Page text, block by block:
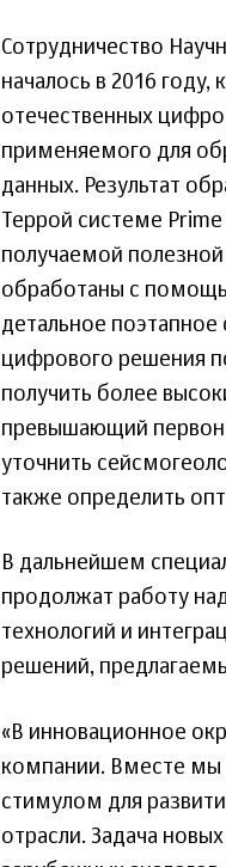
Сотрудничество
началось в 2016
отечественных
применяемого для
данных. Результат
Террой системе
получаемой
обработаны с
детальное
цифрового решения
получить более
превышающий
уточнить
также определить
В дальнейшем
продолжат работу
технологий и
решений,
«В инновационное
компании. Вместе мы
стимулом для
отрасли. Задача